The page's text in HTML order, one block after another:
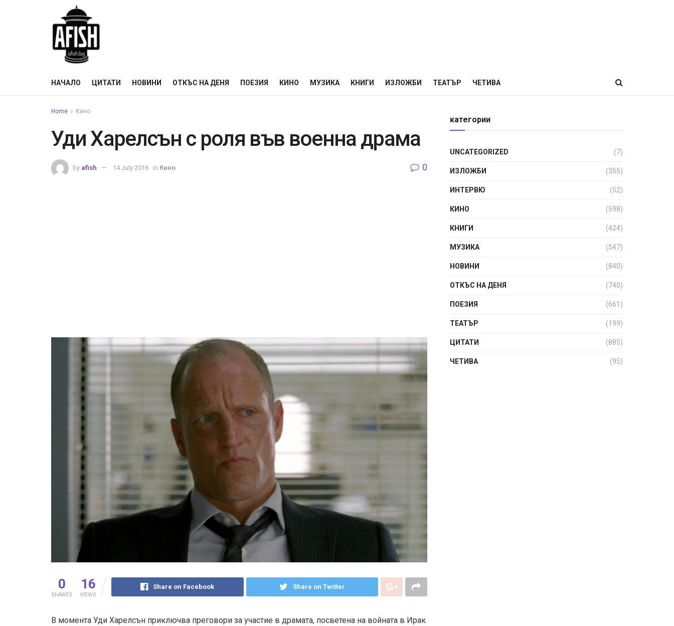
НАЧАЛО ЦИТАТИ НОВИНИ ОТКЪС НА ДЕНЯ ПОЕЗИЯ КИНО МУЗИКА КНИГИ ИЗЛОЖБИ ТЕАТЪР ЧЕТИВА
Home Кино
Уди Харелсън с роля във военна драма
by afish 14 July 2016 in Кино 0
0
SHARES
16
VIEWS
Share on Facebook Share on Twitter
В момента Уди Харелсън приключва преговори за участие в драмата, посветена на войната в Ирак
категории
UNCATEGORIZED (7)
ИЗЛОЖБИ (355)
ИНТЕРВЮ (52)
КИНО (598)
КНИГИ (424)
МУЗИКА (547)
НОВИНИ (840)
ОТКЪС НА ДЕНЯ (740)
ПОЕЗИЯ (661)
ТЕАТЪР (199)
ЦИТАТИ (885)
ЧЕТИВА (95)